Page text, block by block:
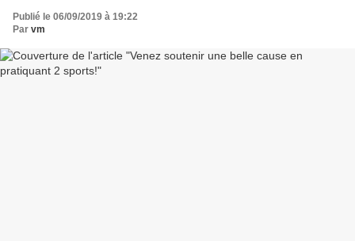
Publié le 06/09/2019 à 19:22
Par vm